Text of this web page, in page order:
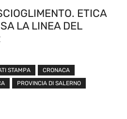
ETICA
LA LINEA DEL
STAMPA
CRONACA
PROVINCIA DI SALERNO